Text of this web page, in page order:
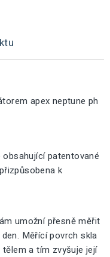
apex neptune ph
patentované
k
umožní přesně měřit
Měřící povrch skla
a tím zvyšuje její